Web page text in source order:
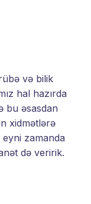
və bilik
hal hazırda
bu əsasdan
xidmətlərə
zamanda
də veririk.